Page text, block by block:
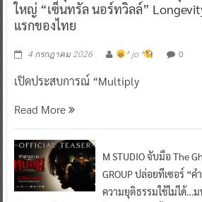
ใหญ่ “เซ็นทรัล นอร์ทวิลล์”
แรกของไทย
4 กรกฎาคม 2026 ^ jo ^ 0
เปิดประสบการณ์ “Multiply
Read More
M STUDIO จับมือ The
GROUP ปล่อยทีเซอร์ “
ความยุติธรรมใช้ไม่ได้…